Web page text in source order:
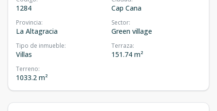
1284 Cap Cana
Provincia:
La Altagracia
Sector:
Green village
Tipo de inmueble:
Villas
Terraza:
151.74 m²
Terreno:
1033.2 m²